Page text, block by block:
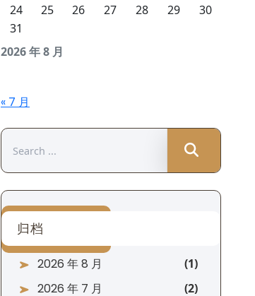
2026 年 8 月
24
25 26 27 28 29
30
31
« 7 月
for:
归档
2026 年 8 月
2026 年 7 月